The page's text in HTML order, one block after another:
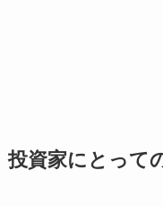
投資家にとって